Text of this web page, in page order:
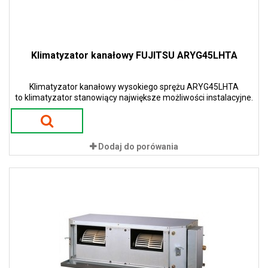
Klimatyzator kanałowy FUJITSU ARYG45LHTA
Klimatyzator kanałowy wysokiego sprężu ARYG45LHTA
to klimatyzator stanowiący największe możliwości instalacyjne.
Dodaj do porówania